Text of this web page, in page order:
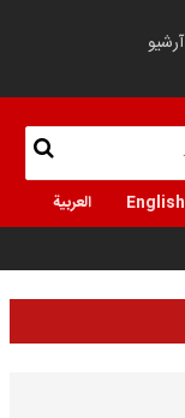
آرشیو
English العربية